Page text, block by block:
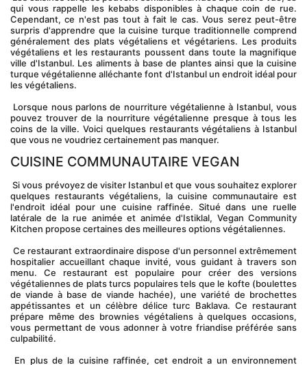
qui vous rappelle les kebabs disponibles à chaque coin de rue.
Cependant, ce n'est pas tout à fait le cas. Vous serez peut-être
surpris d'apprendre que la cuisine turque traditionnelle comprend
généralement des plats végétaliens et végétariens. Les produits
végétaliens et les restaurants poussent dans toute la magnifique
ville d'Istanbul. Les aliments à base de plantes ainsi que la cuisine
turque végétalienne alléchante font d'Istanbul un endroit idéal pour
les végétaliens.
pouvez trouver de la nourriture végétalienne presque à tous les
coins de la ville. Voici quelques restaurants végétaliens à Istanbul
que vous ne voudriez certainement pas manquer.
CUISINE COMMUNAUTAIRE VEGAN
Si vous prévoyez de visiter Istanbul et que vous souhaitez explorer
quelques restaurants végétaliens, la cuisine communautaire est
l'endroit idéal pour une cuisine raffinée. Situé dans une ruelle
latérale de la rue animée et animée d'Istiklal, Vegan Community
Kitchen propose certaines des meilleures options végétaliennes.
hospitalier accueillant chaque invité, vous guidant à travers son
menu. Ce restaurant est populaire pour créer des versions
végétaliennes de plats turcs populaires tels que le kofte (boulettes
de viande à base de viande hachée), une variété de brochettes
appétissantes et un célèbre délice turc Baklava. Ce restaurant
prépare même des brownies végétaliens à quelques occasions,
vous permettant de vous adonner à votre friandise préférée sans
culpabilité.